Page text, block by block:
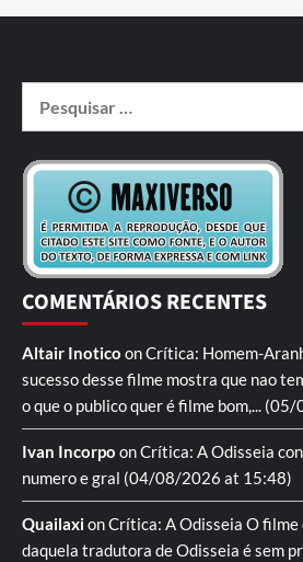
COMENTÁRIOS RECENTES
Altair Inotico onCrítica: Homem-
sucesso desse filme mostra que nao
o que o publico quer é filme bom,... (05/
Ivan Incorpo onCrítica: A Odisseia
numero e gral (04/08/2026 at 15:48)
QuailaxionCrítica: A Odisseia O filme
daquela tradutora de Odisseia é sem